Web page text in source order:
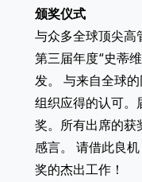
颁奖仪式
与众多全球顶尖高
第三届年度“史蒂
发。 与来自全球
组织应得的认可。
奖。所有出席的获
感言。 请借此良
奖的杰出工作！